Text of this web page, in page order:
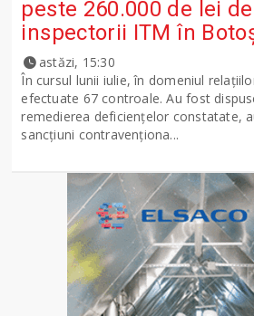
peste 260.000 de lei
inspectorii ITM în
astăzi, 15:30
În cursul lunii iulie, în domeniul
efectuate 67 controale. Au fost
remedierea deficiențelor constatate,
sancţiuni contravenționa...